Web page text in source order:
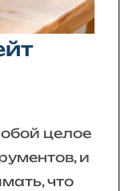
целое
и
что